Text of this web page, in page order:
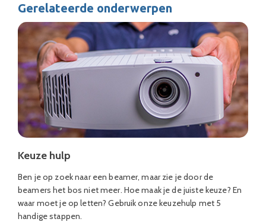
Gerelateerde onderwerpen
Keuze hulp
Ben je op zoek naar een beamer, maar zie je door de
beamers het bos niet meer. Hoe maak je de juiste keuze? En
waar moet je op letten? Gebruik onze keuzehulp met 5
handige stappen.